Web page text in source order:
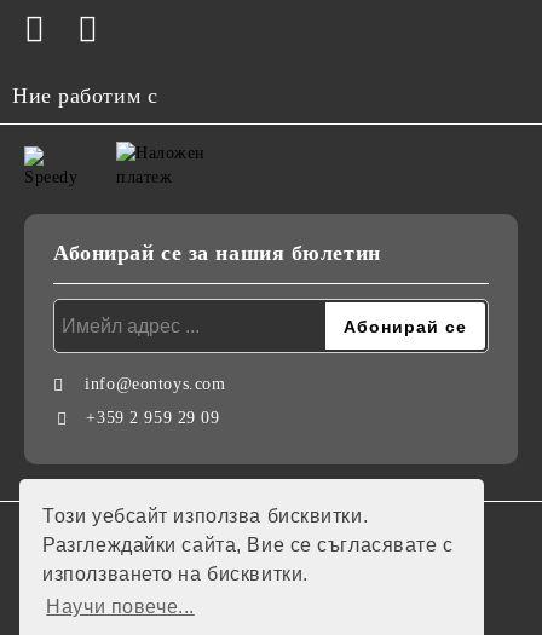
Този уебсайт използва бисквитки.
Разглеждайки сайта, Вие се съгласявате с
използването на бисквитки.
Научи повече...
Ние работим с
Абонирай се за нашия бюлетин
info@eontoys.com
+359 2 959 29 09
GDPR
Нашият онлайн магазин е 100% съобразен с GDPR.